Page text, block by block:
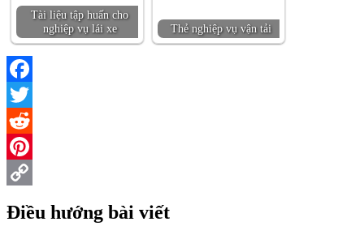
Tài liệu tập huấn cho
nghiệp vụ lái xe
Thẻ nghiệp vụ vận tải
Facebook
Twitter
Reddit
Pinterest
Điều hướng bài viết